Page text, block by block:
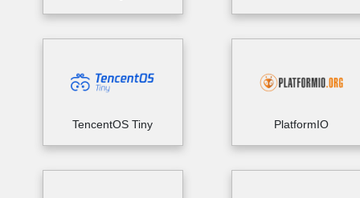
TencentOS Tiny PlatformIO